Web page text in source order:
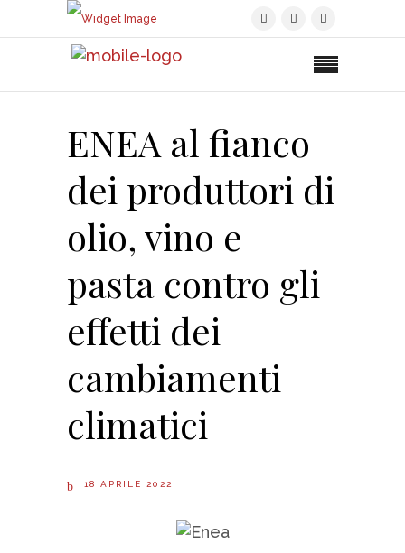
ENEA al fianco
dei produttori di
olio, vino e
pasta contro gli
effetti dei
cambiamenti
climatici
18 APRILE 2022